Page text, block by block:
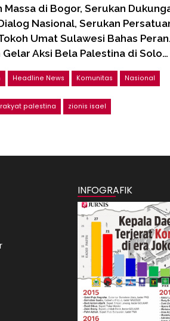
Massa di Bogor, Serukan
Nasional, Serukan
Umat Sulawesi Bahas
Aksi Bela Palestina di Solo…
Headline News Komunitas Nasional
rakyat palestina zionis isael
INFOGRAFIK